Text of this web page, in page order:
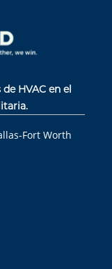
HVAC en el
Fort Worth